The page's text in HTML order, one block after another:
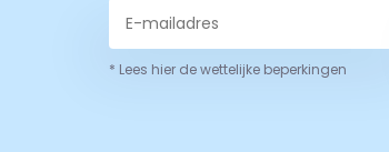
* Lees hier de wettelijke beperkingen